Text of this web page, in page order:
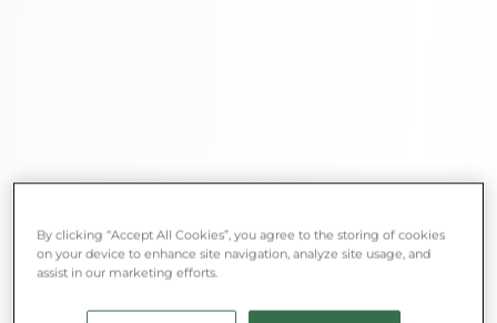
By clicking “Accept All Cookies”, you agree to the storing of cookies
on your device to enhance site navigation, analyze site usage, and
assist in our marketing efforts.